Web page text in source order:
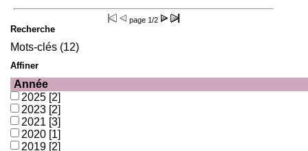
page 1/2
Recherche
Mots-clés (12)
Affiner
Année
2025 [2]
2023 [2]
2021 [3]
2020 [1]
2019 [2]